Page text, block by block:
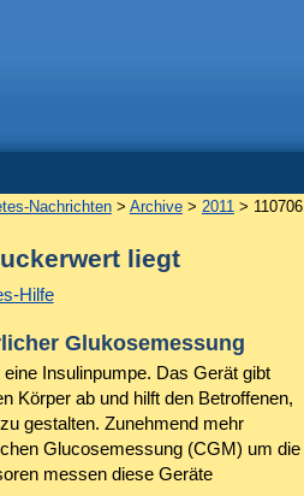
Nachrichten> Archive> 2011> 110706
liegt
Hilfe
Glukosemessung
Insulinpumpe. Das Gerät gibt
Körper ab und hilft den Betroffenen,
gestalten. Zunehmend mehr
Glucosemessung (CGM) um die
messen diese Geräte